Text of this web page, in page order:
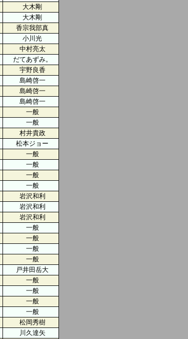
大木剛
大木剛
香宗我部真
小川光
中村亮太
だてあずみ。
宇野良香
島崎啓一
島崎啓一
島崎啓一
一般
一般
村井貴政
松本ジョー
一般
一般
一般
一般
岩沢和利
岩沢和利
岩沢和利
一般
一般
一般
一般
戸井田岳大
一般
一般
一般
一般
松岡秀樹
川久達矢